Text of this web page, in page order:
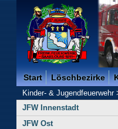
Freiwillige
Start Löschbezirke
Kinder- & Jugendfeuerwehr
JFW Innenstadt
JFW Ost